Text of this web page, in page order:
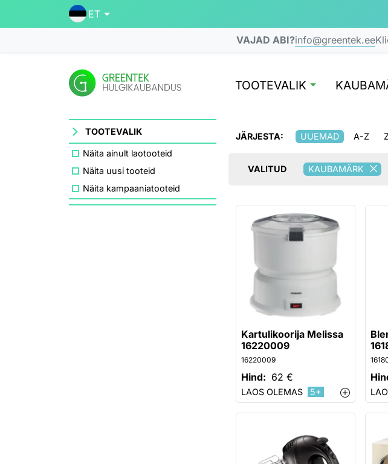
ET
VAJAD ABI?info@greentek.ee
TOOTEVALIK
TOOTEVALIK
Näita ainult laotooteid
Näita uusi tooteid
Näita kampaaniatooteid
JÄRJESTA: UUEMAD A-Z
VALITUD KAUBAMÄRK
Kartulikoorija Melissa
16220009
16220009
Hind: 62 €
LAOS OLEMAS 5+